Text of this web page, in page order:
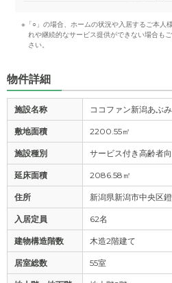
※「○」の場合、ホームの状況や入居するご本人
れや継続的なサービス提供ができない場合も
さい。
物件詳細
施設名称 ココファン新潟あぶみ
敷地面積 2200.55㎡
施設種別 サービス付き高齢者
延床面積 2086.58㎡
住所 新潟県新潟市中央区
入居定員 62名
建物構造階数 木造2階建て
居室総数 55室